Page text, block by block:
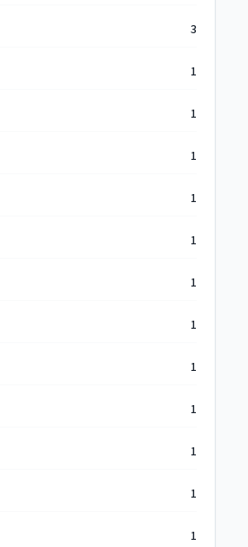
3
1
1
1
1
1
1
1
1
1
1
1
1